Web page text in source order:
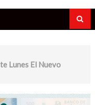
Lunes El Nuevo